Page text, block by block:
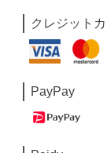
クレジット
PayPay